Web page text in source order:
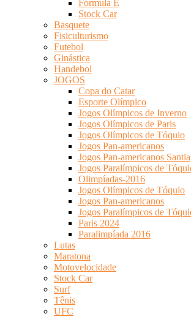
Fórmula E
Stock Car
Basquete
Fisiculturismo
Futebol
Ginástica
Handebol
JOGOS
Copa do Catar
Esporte Olímpico
Jogos Olímpicos de Inverno
Jogos Olímpicos de Paris
Jogos Olímpicos de Tóquio
Jogos Pan-americanos
Jogos Pan-americanos
Jogos Paralímpicos de
Olimpíadas-2016
Jogos Olímpicos de Tóquio
Jogos Pan-americanos
Jogos Paralímpicos de
Paris 2024
Paralimpíada 2016
Lutas
Maratona
Motovelocidade
Stock Car
Surf
Tênis
UFC